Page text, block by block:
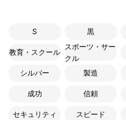
S 黒
教育・スクール
スポーツ・サー
クル
シルバー 製造
成功 信頼
セキュリティ スピード